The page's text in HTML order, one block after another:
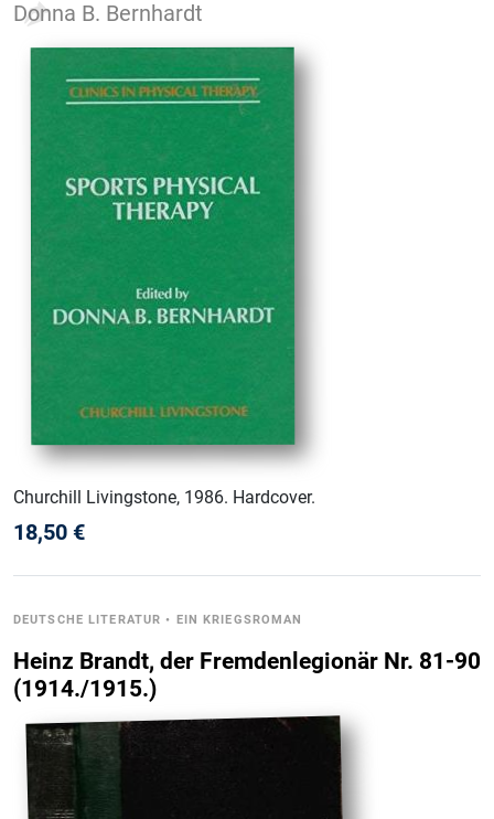
Donna B. Bernhardt
Churchill Livingstone, 1986. Hardcover.
18,50 €
DEUTSCHE LITERATUR • EIN KRIEGSROMAN
Heinz Brandt, der Fremdenlegionär Nr. 81-90
(1914./1915.)